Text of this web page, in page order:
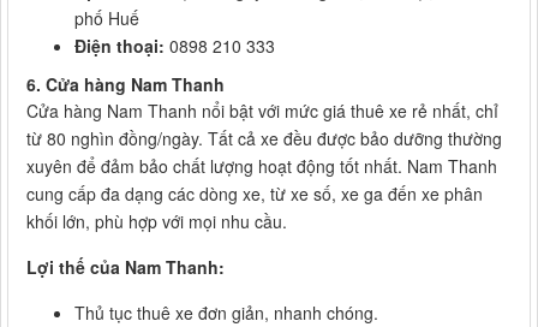
phố Huế
Điện thoại: 0898 210 333
6. Cửa hàng Nam Thanh
Cửa hàng Nam Thanh nổi bật với mức giá thuê xe rẻ nhất, chỉ
từ 80 nghìn đồng/ngày. Tất cả xe đều được bảo dưỡng thường
xuyên để đảm bảo chất lượng hoạt động tốt nhất. Nam Thanh
cung cấp đa dạng các dòng xe, từ xe số, xe ga đến xe phân
khối lớn, phù hợp với mọi nhu cầu.
Lợi thế của Nam Thanh:
Thủ tục thuê xe đơn giản, nhanh chóng.